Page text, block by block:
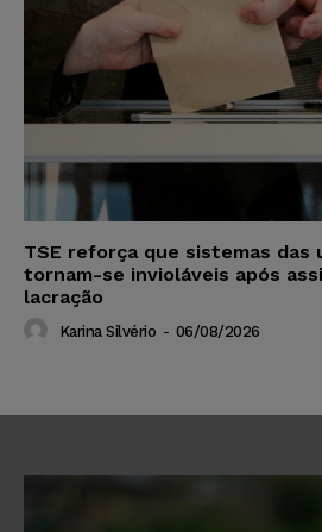
TSE reforça que sistemas das
tornam-se invioláveis após
lacração
Karina Silvério - 06/08/2026